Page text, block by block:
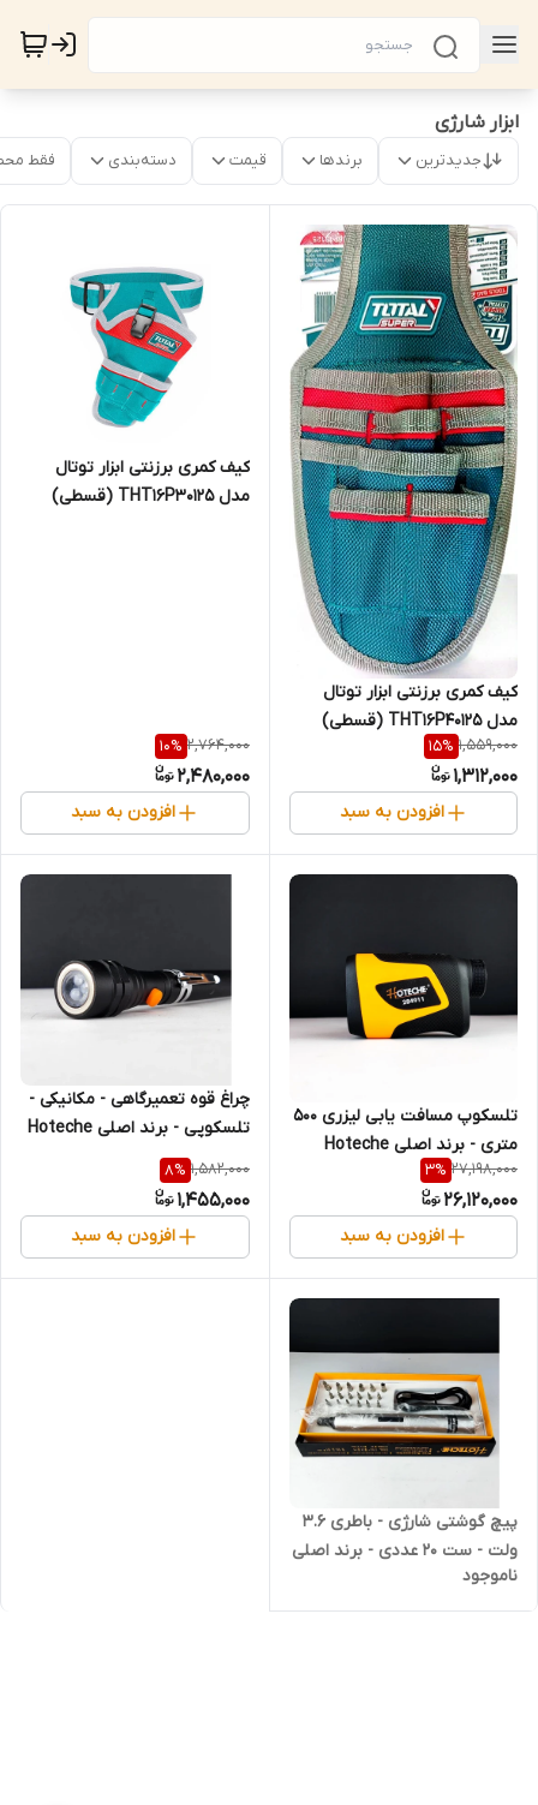
ابزار شارژی
جدیدترین برندها قیمت دسته‌بندی فقط
کیف کمری برزنتی ابزار توتال
مدل THT16P40125 (قسطی)
1,559,000
15%
1,312,000
افزودن به سبد
کیف کمری برزنتی ابزار توتال
مدل THT16P30125 (قسطی)
2,764,000
10%
2,480,000
افزودن به سبد
تلسکوپ مسافت یابی لیزری 500
متری - برند اصلی Hoteche
هوتچ (284911) (قسطی)
27,198,000
3%
26,120,000
افزودن به سبد
چراغ قوه تعمیرگاهی - مکانیکی -
تلسکوپی - برند اصلی Hoteche
هوتچ (440053) (قسطی)
1,582,000
8%
1,455,000
افزودن به سبد
پیچ گوشتی شارژی - باطری 3.6
ولت - ست 20 عددی - برند اصلی
(قسطی)
ناموجود